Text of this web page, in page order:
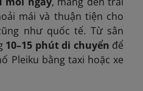
mái và thuận tiện cho
như quốc tế. Từ sân
10–15 phút di chuyển để
Pleiku bằng taxi hoặc xe